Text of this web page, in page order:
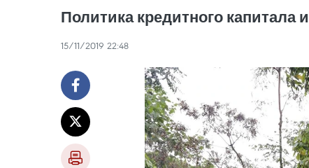
Политика кредитного
15/11/2019 22:48